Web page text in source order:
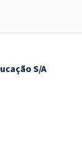
S/A